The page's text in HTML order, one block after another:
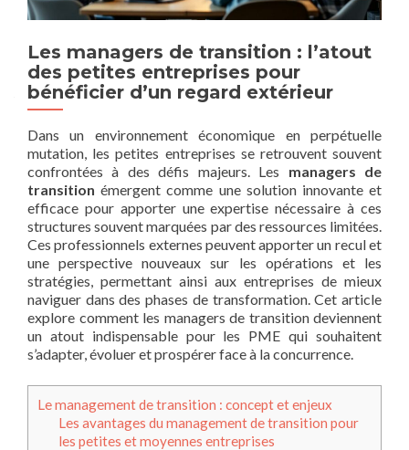
Les managers de transition : l’atout
des petites entreprises pour
bénéficier d’un regard extérieur
Dans un environnement économique en perpétuelle
mutation, les petites entreprises se retrouvent souvent
confrontées à des défis majeurs. Les managers de
transition émergent comme une solution innovante et
efficace pour apporter une expertise nécessaire à ces
structures souvent marquées par des ressources limitées.
Ces professionnels externes peuvent apporter un recul et
une perspective nouveaux sur les opérations et les
stratégies, permettant ainsi aux entreprises de mieux
naviguer dans des phases de transformation. Cet article
explore comment les managers de transition deviennent
un atout indispensable pour les PME qui souhaitent
s’adapter, évoluer et prospérer face à la concurrence.
Le management de transition : concept et enjeux
Les avantages du management de transition pour
les petites et moyennes entreprises